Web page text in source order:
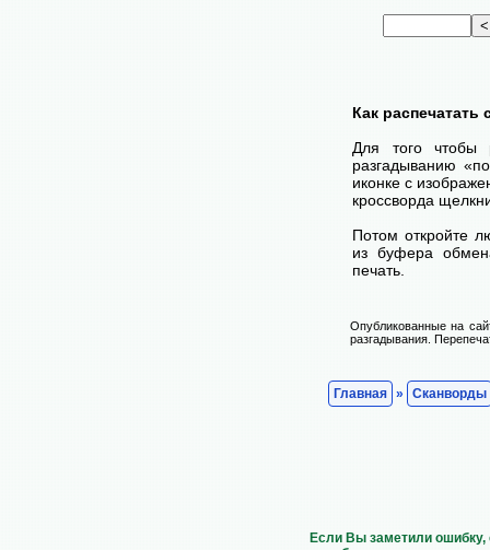
Как
Для того чтобы
разгадыванию
иконке с
кроссворда
Потом откройте
из буфера
печать.
Опубликованные на
разгадывания.
Главная » Сканворды
Если Вы заметили